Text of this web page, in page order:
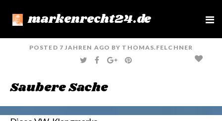
markenrecht24.de
e
POSTED 7 JAHREN AGO BY THOMAS.FELCHNER
T
W
E
F
A
B
O
G
O
E
P
I
T
Saubere Sache